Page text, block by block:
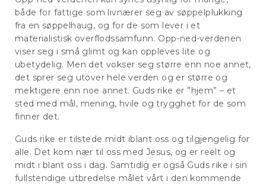
både for fattige som livnærer seg av søppelplukking
fra en søppelhaug, og for de som lever i et
materialistisk overflodssamfunn. Opp-ned-verdenen
viser seg i små glimt og kan oppleves lite og
ubetydelig. Men det vokser seg større enn noe annet,
det sprer seg utover hele verden og er større og
mektigere enn noe annet. Guds rike er ”hjem” – et
sted med mål, mening, hvile og trygghet for de som
finner det.
Guds rike er tilstede midt iblant oss og tilgjengelig for
alle. Det kom nær til oss med Jesus, og er reelt og
midt i blant oss i dag. Samtidig er også Guds rike i sin
fullstendige utbredelse målet vårt i den kommende